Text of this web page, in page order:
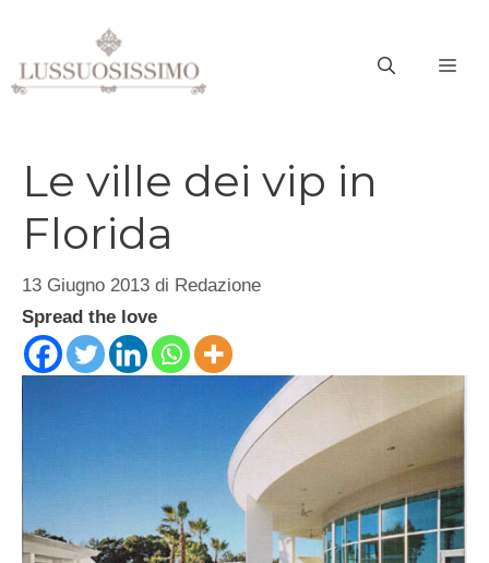
contenuto
Le ville dei vip in
Florida
13 Giugno 2013 di Redazione
Spread the love